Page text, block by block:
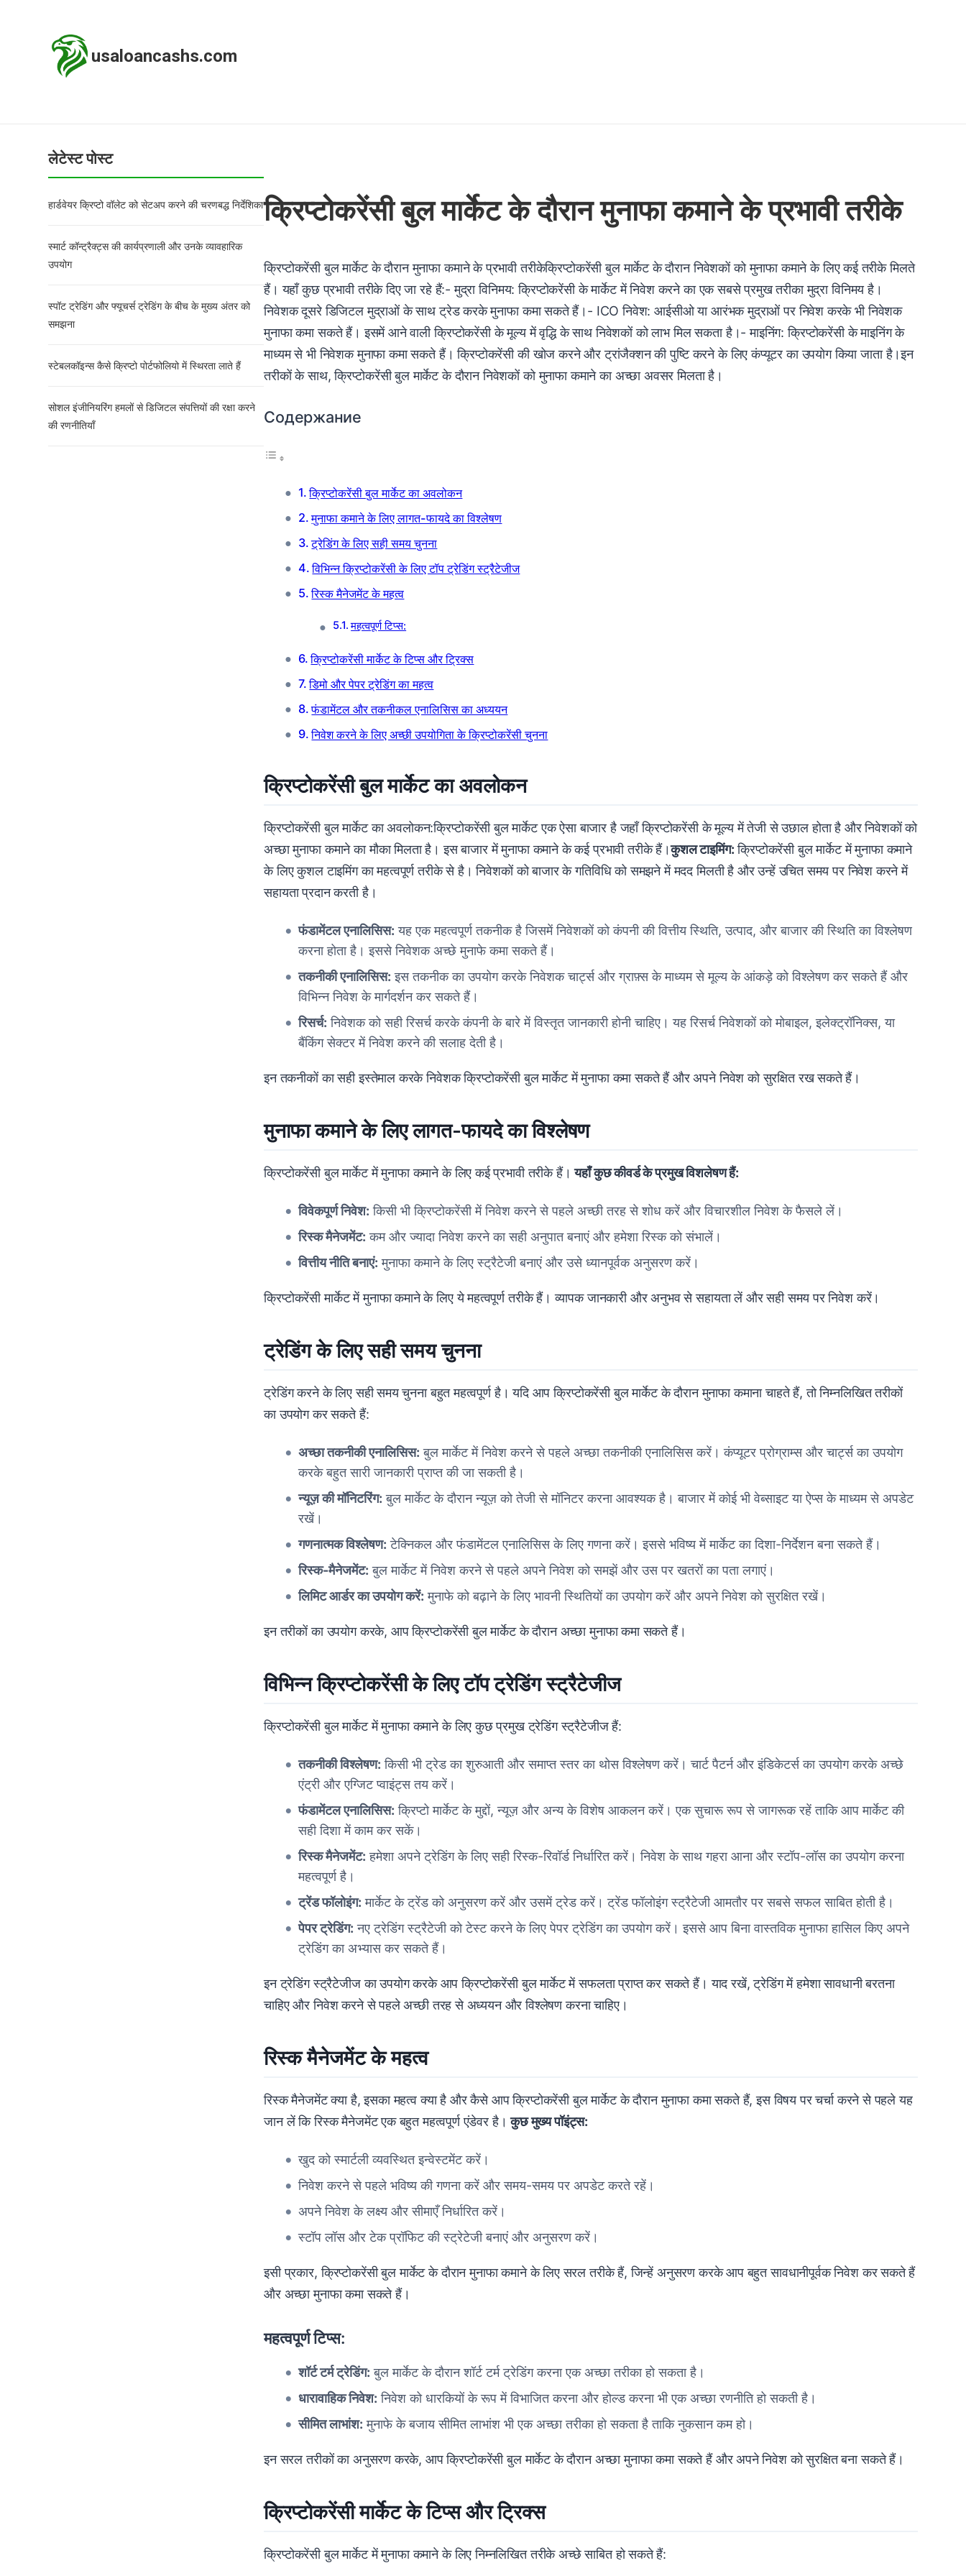
usaloancashs.com
लेटेस्ट पोस्ट
हार्डवेयर क्रिप्टो वॉलेट को सेटअप करने की चरणबद्ध निर्देशिका
स्मार्ट कॉन्ट्रैक्ट्स की कार्यप्रणाली और उनके व्यावहारिक
उपयोग
स्पॉट ट्रेडिंग और फ्यूचर्स ट्रेडिंग के बीच के मुख्य अंतर को
समझना
स्टेबलकॉइन्स कैसे क्रिप्टो पोर्टफोलियो में स्थिरता लाते हैं
सोशल इंजीनियरिंग हमलों से डिजिटल संपत्तियों की रक्षा करने
की रणनीतियाँ
क्रिप्टोकरेंसी बुल मार्केट के दौरान मुनाफा कमाने के प्रभावी तरीके
क्रिप्टोकरेंसी बुल मार्केट के दौरान मुनाफा कमाने के प्रभावी तरीकेक्रिप्टोकरेंसी बुल मार्केट के दौरान निवेशकों को मुनाफा कमाने के लिए कई तरीके मिलते
हैं। यहाँ कुछ प्रभावी तरीके दिए जा रहे हैं:- मुद्रा विनिमय: क्रिप्टोकरेंसी के मार्केट में निवेश करने का एक सबसे प्रमुख तरीका मुद्रा विनिमय है।
निवेशक दूसरे डिजिटल मुद्राओं के साथ ट्रेड करके मुनाफा कमा सकते हैं।- ICO निवेश: आईसीओ या आरंभक मुद्राओं पर निवेश करके भी निवेशक
मुनाफा कमा सकते हैं। इसमें आने वाली क्रिप्टोकरेंसी के मूल्य में वृद्धि के साथ निवेशकों को लाभ मिल सकता है।- माइनिंग: क्रिप्टोकरेंसी के माइनिंग के
माध्यम से भी निवेशक मुनाफा कमा सकते हैं। क्रिप्टोकरेंसी की खोज करने और ट्रांजैक्शन की पुष्टि करने के लिए कंप्यूटर का उपयोग किया जाता है।इन
तरीकों के साथ, क्रिप्टोकरेंसी बुल मार्केट के दौरान निवेशकों को मुनाफा कमाने का अच्छा अवसर मिलता है।
Содержание
क्रिप्टोकरेंसी बुल मार्केट का अवलोकन
मुनाफा कमाने के लिए लागत-फायदे का विश्लेषण
ट्रेडिंग के लिए सही समय चुनना
विभिन्न क्रिप्टोकरेंसी के लिए टॉप ट्रेडिंग स्ट्रैटेजीज
रिस्क मैनेजमेंट के महत्व
महत्वपूर्ण टिप्स:
क्रिप्टोकरेंसी मार्केट के टिप्स और ट्रिक्स
डिमो और पेपर ट्रेडिंग का महत्व
फंडामेंटल और तकनीकल एनालिसिस का अध्ययन
निवेश करने के लिए अच्छी उपयोगिता के क्रिप्टोकरेंसी चुनना
क्रिप्टोकरेंसी बुल मार्केट का अवलोकन
क्रिप्टोकरेंसी बुल मार्केट का अवलोकन:क्रिप्टोकरेंसी बुल मार्केट एक ऐसा बाजार है जहाँ क्रिप्टोकरेंसी के मूल्य में तेजी से उछाल होता है और निवेशकों को
अच्छा मुनाफा कमाने का मौका मिलता है। इस बाजार में मुनाफा कमाने के कई प्रभावी तरीके हैं।कुशल टाइमिंग:क्रिप्टोकरेंसी बुल मार्केट में मुनाफा कमाने
के लिए कुशल टाइमिंग का महत्वपूर्ण तरीके से है। निवेशकों को बाजार के गतिविधि को समझने में मदद मिलती है और उन्हें उचित समय पर निवेश करने में
सहायता प्रदान करती है।
फंडामेंटल एनालिसिस: यह एक महत्वपूर्ण तकनीक है जिसमें निवेशकों को कंपनी की वित्तीय स्थिति, उत्पाद, और बाजार की स्थिति का विश्लेषण
करना होता है। इससे निवेशक अच्छे मुनाफे कमा सकते हैं।
तकनीकी एनालिसिस: इस तकनीक का उपयोग करके निवेशक चार्ट्स और ग्राफ़्स के माध्यम से मूल्य के आंकड़े को विश्लेषण कर सकते हैं और
विभिन्न निवेश के मार्गदर्शन कर सकते हैं।
रिसर्च: निवेशक को सही रिसर्च करके कंपनी के बारे में विस्तृत जानकारी होनी चाहिए। यह रिसर्च निवेशकों को मोबाइल, इलेक्ट्रॉनिक्स, या
बैंकिंग सेक्टर में निवेश करने की सलाह देती है।
इन तकनीकों का सही इस्तेमाल करके निवेशक क्रिप्टोकरेंसी बुल मार्केट में मुनाफा कमा सकते हैं और अपने निवेश को सुरक्षित रख सकते हैं।
मुनाफा कमाने के लिए लागत-फायदे का विश्लेषण
क्रिप्टोकरेंसी बुल मार्केट में मुनाफा कमाने के लिए कई प्रभावी तरीके हैं।यहाँ कुछ कीवर्ड के प्रमुख विशलेषण हैं:
विवेकपूर्ण निवेश: किसी भी क्रिप्टोकरेंसी में निवेश करने से पहले अच्छी तरह से शोध करें और विचारशील निवेश के फैसले लें।
रिस्क मैनेजमेंट: कम और ज्यादा निवेश करने का सही अनुपात बनाएं और हमेशा रिस्क को संभालें।
वित्तीय नीति बनाएं: मुनाफा कमाने के लिए स्ट्रैटेजी बनाएं और उसे ध्यानपूर्वक अनुसरण करें।
क्रिप्टोकरेंसी मार्केट में मुनाफा कमाने के लिए ये महत्वपूर्ण तरीके हैं। व्यापक जानकारी और अनुभव से सहायता लें और सही समय पर निवेश करें।
ट्रेडिंग के लिए सही समय चुनना
ट्रेडिंग करने के लिए सही समय चुनना बहुत महत्वपूर्ण है। यदि आप क्रिप्टोकरेंसी बुल मार्केट के दौरान मुनाफा कमाना चाहते हैं, तो निम्नलिखित तरीकों
का उपयोग कर सकते हैं:
अच्छा तकनीकी एनालिसिस: बुल मार्केट में निवेश करने से पहले अच्छा तकनीकी एनालिसिस करें। कंप्यूटर प्रोग्राम्स और चार्ट्स का उपयोग
करके बहुत सारी जानकारी प्राप्त की जा सकती है।
न्यूज़ की मॉनिटरिंग: बुल मार्केट के दौरान न्यूज़ को तेजी से मॉनिटर करना आवश्यक है। बाजार में कोई भी वेब्साइट या ऐप्स के माध्यम से अपडेट
रखें।
गणनात्मक विश्लेषण: टेक्निकल और फंडामेंटल एनालिसिस के लिए गणना करें। इससे भविष्य में मार्केट का दिशा-निर्देशन बना सकते हैं।
रिस्क-मैनेजमेंट: बुल मार्केट में निवेश करने से पहले अपने निवेश को समझें और उस पर खतरों का पता लगाएं।
लिमिट आर्डर का उपयोग करें: मुनाफे को बढ़ाने के लिए भावनी स्थितियों का उपयोग करें और अपने निवेश को सुरक्षित रखें।
इन तरीकों का उपयोग करके, आप क्रिप्टोकरेंसी बुल मार्केट के दौरान अच्छा मुनाफा कमा सकते हैं।
विभिन्न क्रिप्टोकरेंसी के लिए टॉप ट्रेडिंग स्ट्रैटेजीज
क्रिप्टोकरेंसी बुल मार्केट में मुनाफा कमाने के लिए कुछ प्रमुख ट्रेडिंग स्ट्रैटेजीज हैं:
तकनीकी विश्लेषण: किसी भी ट्रेड का शुरुआती और समाप्त स्तर का थोस विश्लेषण करें। चार्ट पैटर्न और इंडिकेटर्स का उपयोग करके अच्छे
एंट्री और एग्जिट प्वाइंट्स तय करें।
फंडामेंटल एनालिसिस: क्रिप्टो मार्केट के मुद्दों, न्यूज़ और अन्य के विशेष आकलन करें। एक सुचारू रूप से जागरूक रहें ताकि आप मार्केट की
सही दिशा में काम कर सकें।
रिस्क मैनेजमेंट: हमेशा अपने ट्रेडिंग के लिए सही रिस्क-रिवॉर्ड निर्धारित करें। निवेश के साथ गहरा आना और स्टॉप-लॉस का उपयोग करना
महत्वपूर्ण है।
ट्रेंड फॉलोइंग: मार्केट के ट्रेंड को अनुसरण करें और उसमें ट्रेड करें। ट्रेंड फॉलोइंग स्ट्रैटेजी आमतौर पर सबसे सफल साबित होती है।
पेपर ट्रेडिंग: नए ट्रेडिंग स्ट्रैटेजी को टेस्ट करने के लिए पेपर ट्रेडिंग का उपयोग करें। इससे आप बिना वास्तविक मुनाफा हासिल किए अपने
ट्रेडिंग का अभ्यास कर सकते हैं।
इन ट्रेडिंग स्ट्रैटेजीज का उपयोग करके आप क्रिप्टोकरेंसी बुल मार्केट में सफलता प्राप्त कर सकते हैं। याद रखें, ट्रेडिंग में हमेशा सावधानी बरतना
चाहिए और निवेश करने से पहले अच्छी तरह से अध्ययन और विश्लेषण करना चाहिए।
रिस्क मैनेजमेंट के महत्व
रिस्क मैनेजमेंट क्या है, इसका महत्व क्या है और कैसे आप क्रिप्टोकरेंसी बुल मार्केट के दौरान मुनाफा कमा सकते हैं, इस विषय पर चर्चा करने से पहले यह
जान लें कि रिस्क मैनेजमेंट एक बहुत महत्वपूर्ण एंडेवर है।कुछ मुख्य पॉइंट्स:
खुद को स्मार्टली व्यवस्थित इन्वेस्टमेंट करें।
निवेश करने से पहले भविष्य की गणना करें और समय-समय पर अपडेट करते रहें।
अपने निवेश के लक्ष्य और सीमाएँ निर्धारित करें।
स्टॉप लॉस और टेक प्रॉफिट की स्ट्रेटेजी बनाएं और अनुसरण करें।
इसी प्रकार, क्रिप्टोकरेंसी बुल मार्केट के दौरान मुनाफा कमाने के लिए सरल तरीके हैं, जिन्हें अनुसरण करके आप बहुत सावधानीपूर्वक निवेश कर सकते हैं
और अच्छा मुनाफा कमा सकते हैं।
महत्वपूर्ण टिप्स:
शॉर्ट टर्म ट्रेडिंग: बुल मार्केट के दौरान शॉर्ट टर्म ट्रेडिंग करना एक अच्छा तरीका हो सकता है।
धारावाहिक निवेश: निवेश को धारकियों के रूप में विभाजित करना और होल्ड करना भी एक अच्छा रणनीति हो सकती है।
सीमित लाभांश: मुनाफे के बजाय सीमित लाभांश भी एक अच्छा तरीका हो सकता है ताकि नुकसान कम हो।
इन सरल तरीकों का अनुसरण करके, आप क्रिप्टोकरेंसी बुल मार्केट के दौरान अच्छा मुनाफा कमा सकते हैं और अपने निवेश को सुरक्षित बना सकते हैं।
क्रिप्टोकरेंसी मार्केट के टिप्स और ट्रिक्स
क्रिप्टोकरेंसी बुल मार्केट में मुनाफा कमाने के लिए निम्नलिखित तरीके अच्छे साबित हो सकते हैं: